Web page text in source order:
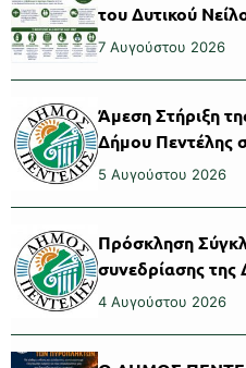
του Δυτικού
7 Αυγούστου 2026
Άμεση Στήριξη
Δήμου Πεντέλης
5 Αυγούστου 2026
Πρόσκληση
συνεδρίασης της
4 Αυγούστου 2026